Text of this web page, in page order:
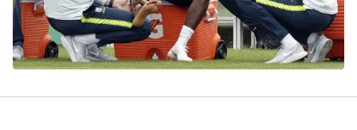
Sản phẩm
Thị trường
Tư vấn
Lịch phát sóng
Chuyên mục khác